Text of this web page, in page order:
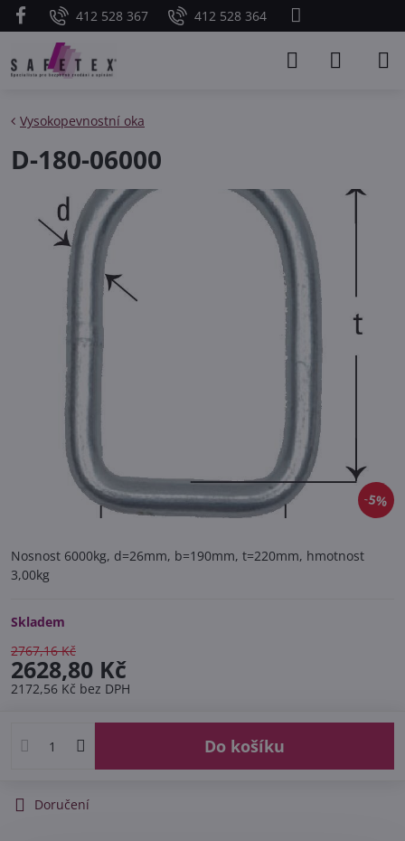
412 528 367 412 528 364
5%
Vysokopevnostní oka
D-180-06000
Nosnost 6000kg, d=26mm, b=190mm, t=220mm, hmotnost
3,00kg
Skladem
2767,16 Kč
2628,80 Kč
2172,56 Kč bez DPH
Do košíku
Doručení